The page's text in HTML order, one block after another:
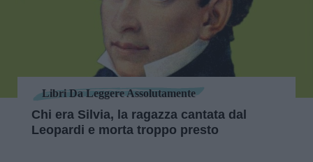
Libri Da Leggere Assolutamente
Chi era Silvia, la ragazza cantata dal
Leopardi e morta troppo presto